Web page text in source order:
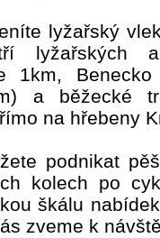
lyžařský
lyžařských
1km,
a běžecké
na hřebeny
podnikat
kolech po
škálu
zveme k